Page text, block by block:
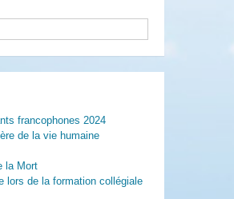
francophones 2024
de la vie humaine
la Mort
lors de la formation collégiale